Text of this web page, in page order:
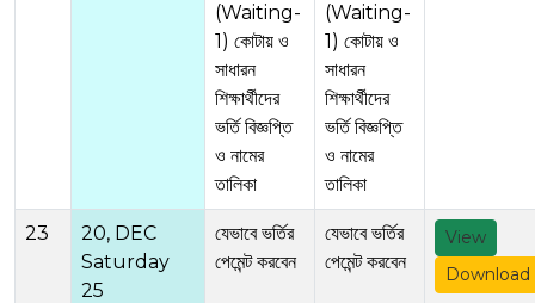
(Waiting-
1) কোটায় ও
সাধারন
শিক্ষার্থীদের
ভর্তি বিজ্ঞপ্তি
ও নামের
তালিকা
(Waiting-
1) কোটায় ও
সাধারন
শিক্ষার্থীদের
ভর্তি বিজ্ঞপ্তি
ও নামের
তালিকা
23
20, DEC
Saturday
25
যেভাবে ভর্তির
পেমেন্ট করবেন
যেভাবে ভর্তির
পেমেন্ট করবেন
View
Download